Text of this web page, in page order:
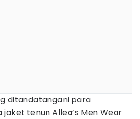
ditandatangani para
tenun Allea’s Men Wear